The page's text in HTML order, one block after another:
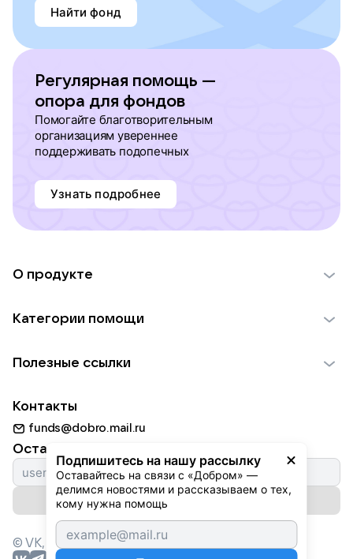
Найти фонд
Регулярная помощь —
опора для фондов
Помогайте благотворительным
организациям увереннее
поддерживать подопечных
Узнать подробнее
Подпишитесь на нашу рассылку
Оставайтесь на связи с «Добром» —
делимся новостями и рассказываем о тех,
кому нужна помощь
О продукте
Использование материалов
Для НКО
Партнерам
Категории помощи
Пожилым
Животным
Природе
Культуре
Фондам
Полезные ссылки
Добрый день
Истории
Автоплатежи
Контакты
funds@dobro.mail.ru
Оставайтесь с нами
Подписаться на рассылку
© VK, 2026г. Все права защищены.